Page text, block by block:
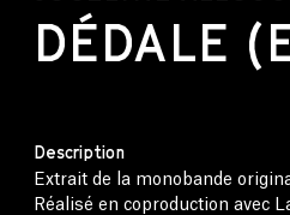
DÉDALE
Description
Extrait de la monobande
Réalisé en coproduction avec